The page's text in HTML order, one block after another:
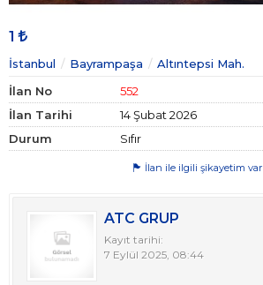
1
İstanbul Bayrampaşa
Altıntepsi Mah.
İlan No
552
İlan Tarihi
14 Şubat 2026
Durum
Sıfır
İlan ile ilgili şikayetim var
ATC GRUP
Kayıt tarihi:
7 Eylül 2025, 08:44